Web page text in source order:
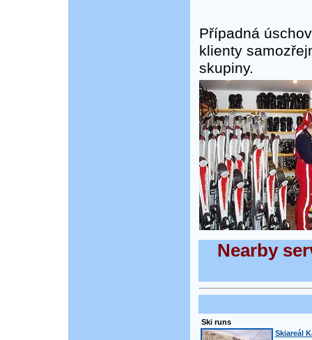
Případná
klienty
skupiny.
Nearby
Ski runs
Skiareál